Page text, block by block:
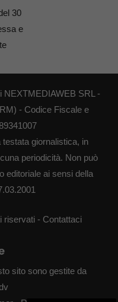
30
e
NEXTMEDIAWEB SRL -
- Codice Fiscale e
giornalistica, in
periodicità. Non può
editoriale ai sensi della
riservati - Contattaci
sito sono gestite da